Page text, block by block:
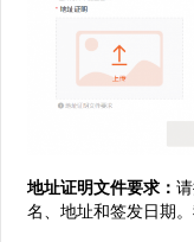
地址证明文件要求：
名、地址和签发日期